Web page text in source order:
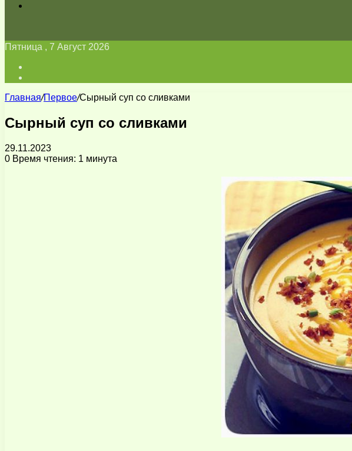
Пятница , 7 Август 2026
Главная/Первое/Сырный суп со сливками
Сырный суп со сливками
29.11.2023
0 Время чтения: 1 минута